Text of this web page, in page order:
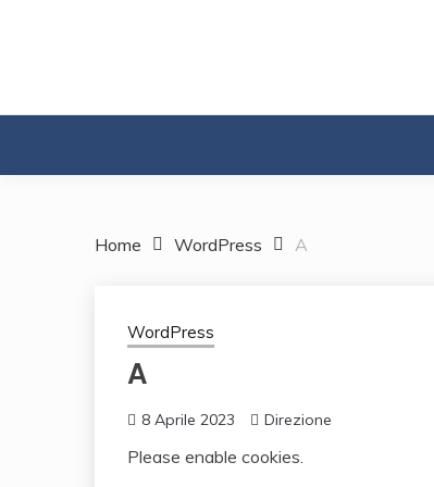
Home WordPress A
WordPress
A
8 Aprile 2023 Direzione
Please enable cookies.